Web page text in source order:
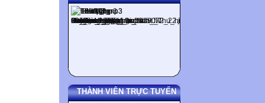
THÀNH VIÊN TRỰC TUYẾN